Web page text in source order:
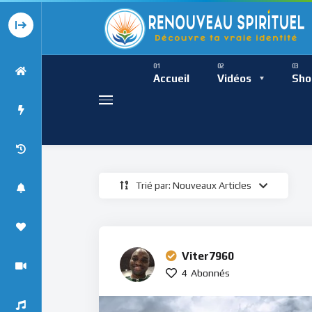
Accueil Vidéos
Présence
Présence
Trié par: Nouveaux Articles
Viter7960
4 Abonnés